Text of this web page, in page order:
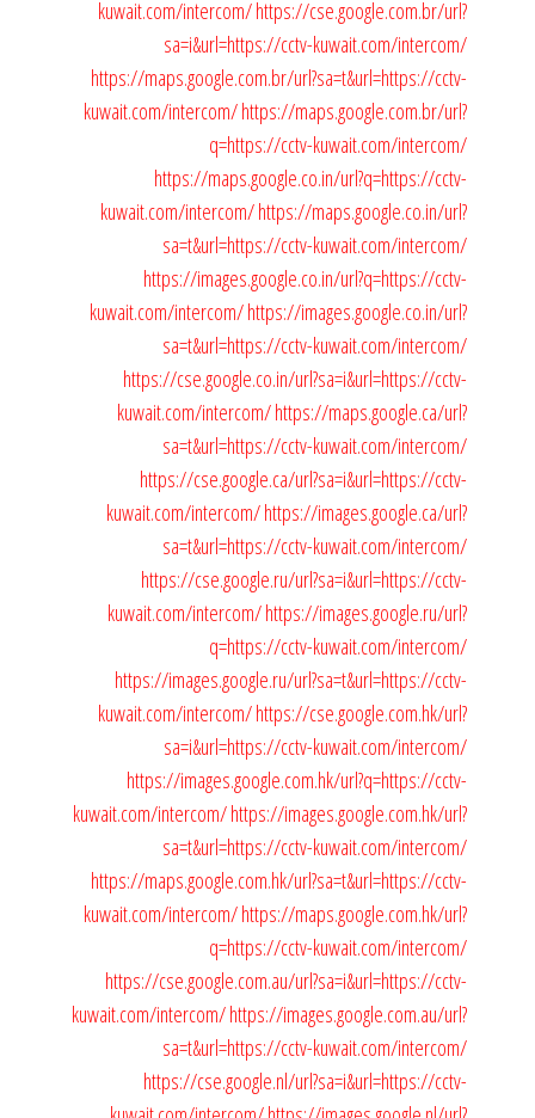
kuwait.com/intercom/https://cse.google.com.br/url?
sa=i&url=https://cctv-kuwait.com/intercom/
https://maps.google.com.br/url?sa=t&url=https://cctv-
kuwait.com/intercom/https://maps.google.com.br/url?
q=https://cctv-kuwait.com/intercom/
https://maps.google.co.in/url?q=https://cctv-
kuwait.com/intercom/https://maps.google.co.in/url?
sa=t&url=https://cctv-kuwait.com/intercom/
https://images.google.co.in/url?q=https://cctv-
kuwait.com/intercom/https://images.google.co.in/url?
sa=t&url=https://cctv-kuwait.com/intercom/
https://cse.google.co.in/url?sa=i&url=https://cctv-
kuwait.com/intercom/https://maps.google.ca/url?
sa=t&url=https://cctv-kuwait.com/intercom/
https://cse.google.ca/url?sa=i&url=https://cctv-
kuwait.com/intercom/https://images.google.ca/url?
sa=t&url=https://cctv-kuwait.com/intercom/
https://cse.google.ru/url?sa=i&url=https://cctv-
kuwait.com/intercom/https://images.google.ru/url?
q=https://cctv-kuwait.com/intercom/
https://images.google.ru/url?sa=t&url=https://cctv-
kuwait.com/intercom/https://cse.google.com.hk/url?
sa=i&url=https://cctv-kuwait.com/intercom/
https://images.google.com.hk/url?q=https://cctv-
kuwait.com/intercom/https://images.google.com.hk/url?
sa=t&url=https://cctv-kuwait.com/intercom/
https://maps.google.com.hk/url?sa=t&url=https://cctv-
kuwait.com/intercom/https://maps.google.com.hk/url?
q=https://cctv-kuwait.com/intercom/
https://cse.google.com.au/url?sa=i&url=https://cctv-
kuwait.com/intercom/https://images.google.com.au/url?
sa=t&url=https://cctv-kuwait.com/intercom/
https://cse.google.nl/url?sa=i&url=https://cctv-